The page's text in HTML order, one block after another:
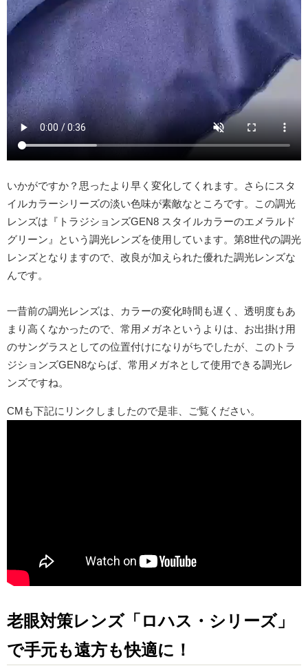
いかがですか？思ったより早く変化してくれます。さらにスタ
イルカラーシリーズの淡い色味が素敵なところです。この調光
レンズは『トラジションズGEN8 スタイルカラーのエメラルド
グリーン』という調光レンズを使用しています。第8世代の調光
レンズとなりますので、改良が加えられた優れた調光レンズな
んです。
一昔前の調光レンズは、カラーの変化時間も遅く、透明度もあ
まり高くなかったので、常用メガネというよりは、お出掛け用
のサングラスとしての位置付けになりがちでしたが、このトラ
ジションズGEN8ならば、常用メガネとして使用できる調光レ
ンズですね。
CMも下記にリンクしましたので是非、ご覧ください。
老眼対策レンズ「ロハス・シリーズ」
で手元も遠方も快適に！